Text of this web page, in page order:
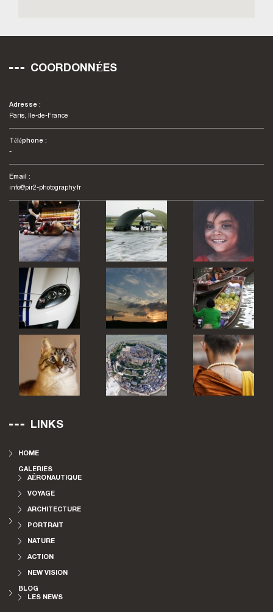
COORDONNÉES
Adresse :
Paris, Ile-de-France
Téléphone :
-
Email :
info@pir2-photography.fr
LINKS
HOME
GALERIES
AÉRONAUTIQUE
VOYAGE
ARCHITECTURE
PORTRAIT
NATURE
ACTION
NEW VISION
BLOG
LES NEWS